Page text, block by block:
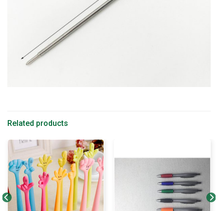
Related products